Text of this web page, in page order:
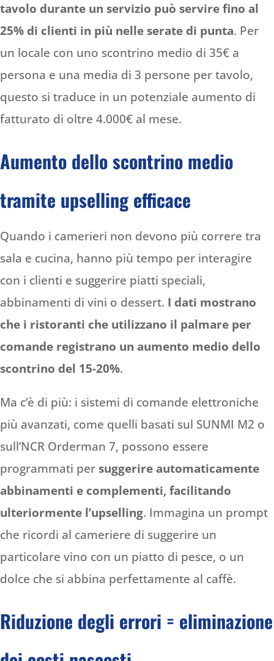
tavolo durante un servizio può servire fino al
25% di clienti in più nelle serate di punta. Per
un locale con uno scontrino medio di 35€ a
persona e una media di 3 persone per tavolo,
questo si traduce in un potenziale aumento di
fatturato di oltre 4.000€ al mese.
Aumento dello scontrino medio
tramite upselling efficace
Quando i camerieri non devono più correre tra
sala e cucina, hanno più tempo per interagire
con i clienti e suggerire piatti speciali,
abbinamenti di vini o dessert. I dati mostrano
che i ristoranti che utilizzano il palmare per
comande registrano un aumento medio dello
scontrino del 15-20%.
Ma c’è di più: i sistemi di comande elettroniche
più avanzati, come quelli basati sul SUNMI M2 o
sull’NCR Orderman 7, possono essere
programmati per suggerire automaticamente
abbinamenti e complementi, facilitando
ulteriormente l’upselling. Immagina un prompt
che ricordi al cameriere di suggerire un
particolare vino con un piatto di pesce, o un
dolce che si abbina perfettamente al caffè.
Riduzione degli errori = eliminazione